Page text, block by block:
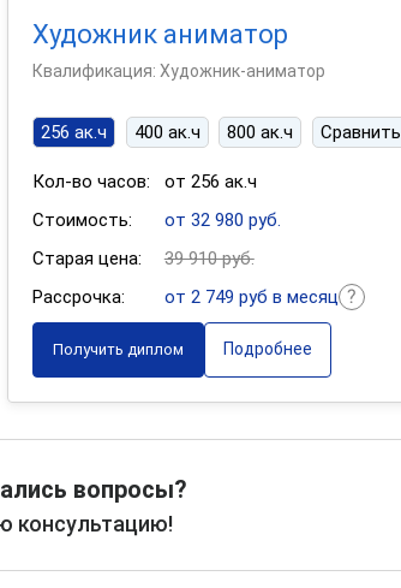
Художник аниматор
Квалификация: Художник-аниматор
256 ак.ч 400 ак.ч 800 ак.ч Сравнить
Кол-во часов:
от 256 ак.ч
Стоимость:
от 32 980 руб.
Старая цена:
39 910 руб.
Рассрочка:
от 2 749 руб в месяц
Получить диплом Подробнее
вопросы?
консультацию!